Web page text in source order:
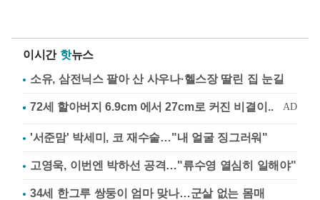
이시간 핫뉴스
소유, 삼전닉스 팔아 산 사우나·헬스장 딸린 집 눈길
'서준맘' 박세미, 코 재수술…"내 얼굴 징그러워"
고영욱, 이번엔 박하선 공격…"류수영 열심히 일해야"
34세 한그루 쌍둥이 엄마 맞나…군살 없는 몸매